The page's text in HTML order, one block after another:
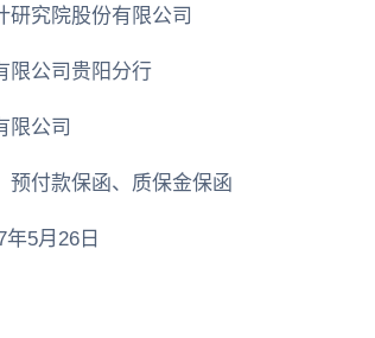
研究院股份有限公司
限公司贵阳分行
限公司
预付款保函、质保金保函
5月26日